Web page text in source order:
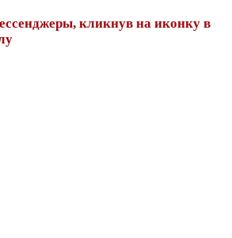
кликнув на иконку в